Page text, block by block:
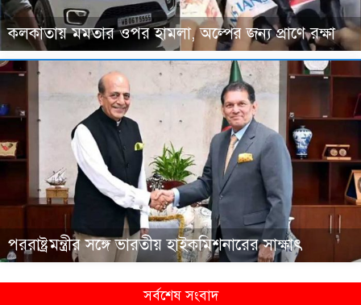
কলকাতায় মমতার ওপর হামলা, অল্পের জন্য প্রাণে রক্ষা
পররাষ্ট্রমন্ত্রীর সঙ্গে ভারতীয় হাইকমিশনারের সাক্ষাৎ
সর্বশেষ সংবাদ